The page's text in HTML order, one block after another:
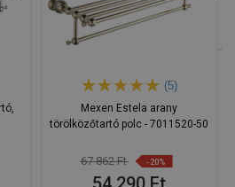
(5)
Mexen Estela arany
törölközőtartó polc - 7011520-50
67 862 Ft -20%